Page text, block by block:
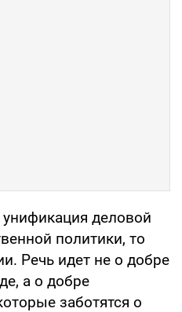
деловой
политики, то
Речь идет не о добре
а о добре
заботятся о